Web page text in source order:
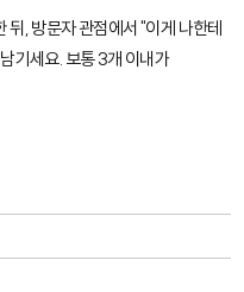
뒤, 방문자 관점에서 "이게 나한테
기세요. 보통 3개 이내가